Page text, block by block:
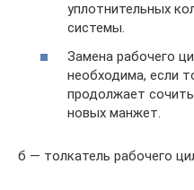
уплотнительных
системы.
Замена рабочего
необходима, если
продолжает
новых манжет.
б — толкатель рабочего